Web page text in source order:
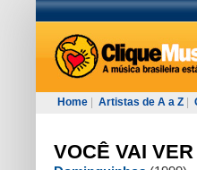
Home Artistas de A a Z
VOCÊ VAI